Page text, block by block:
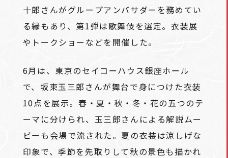
十郎さんがグループアンバサダーを務めてい
る縁もあり、第1弾は歌舞伎を選定。衣装展
やトークショーなどを開催した。
6月は、東京のセイコーハウス銀座ホール
で、坂東玉三郎さんが舞台で身につけた衣装
10点を展示。春・夏・秋・冬・花の五つのテ
ーマに分けられ、玉三郎さんによる解説ムー
ビーも会場で流された。夏の衣装は涼しげな
印象で、季節を先取りして秋の景色も描かれ